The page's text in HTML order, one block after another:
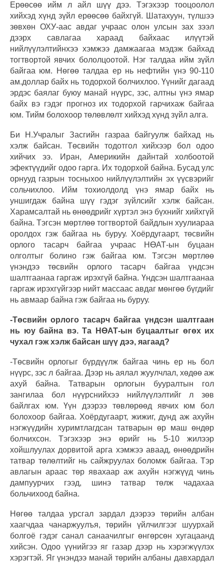
Ерөөсөө ийм л айл шүү дээ. Тэгэхээр тооцоолол
хийхэд хүнд зүйл ерөөсөө байхгүй. Шатахуун, түлшээ
зөвхөн ОХУ-аас авдаг учраас олон улсын зах зээл
дээрх савлагаа хараад байхаас илүүтэй
нийлүүлэлтийнхээ хэмжээ дамжаагаа мэдэж байхад
тогтвортой явчих бололцоотой. Нэг талдаа ийм зүйл
байгаа юм. Нөгөө талдаа ер нь нефтийн үнэ 90-110
ам.доллар байх нь тодорхой болчихлоо. Үүнийг дагаад
эрдэс баялаг буюу манай нүүрс, зэс, алтны үнэ ямар
байх вэ гэдэг прогноз их тодорхой гарчихаж байгаа
юм. Тийм болохоор төлөвлөлт хийхэд хүнд зүйл алга.
Би Н.Учралыг Засгийн газраа байгуулж байхад нь
хэлж байсан. Төсвийн тодотгол хийхээр бол одоо
хийчих ээ. Иран, Америкийн дайнтай холбоотой
эфектүүдийг одоо гарга. Их тодорхой байна. Бусад улс
орнууд газрын тосныхоо нийлүүлэлтийн эх үүсвэрийг
сольчихлоо. Ийм тохиолдолд үнэ ямар байх нь
уншигдаж байна шүү гэдэг зүйлсийг хэлж байсан.
Харамсалтай нь өнөөдрийг хүртэл энэ бүхнийг хийхгүй
байна. Тэгсэн мөртлөө тогтвортой байдлын хуулиараа
оролдох гэж байгаа нь буруу. Хоёрдугаарт, төсвийн
орлого тасарч байгаа учраас НӨАТ-ын буцаан
олголтыг болино гэж байгаа юм. Тэгсэн мөртлөө
үнэндээ төсвийн орлого тасарч байгаа үндсэн
шалтгаанаа гаргаж ирэхгүй байна. Үндсэн шалтгаанаа
гаргаж ирэхгүйгээр нийт массаас авдаг мөнгөө бүгдийг
нь авмаар байна гэж байгаа нь буруу.
-Төсвийн орлого тасарч байгаа үндсэн шалтгаан
нь юу байна вэ. Та НӨАТ-ын буцаалтыг өгөх их
чухал гэж хэлж байсан шүү дээ, яагаад?
-Төсвийн орлогыг бүрдүүлж байгаа чинь ер нь бол
нүүрс, зэс л байгаа. Дээр нь аялал жуулчлал, хөдөө аж
ахуй байна. Татварын орлогын бууралтын гол
зангилаа бол нүүрснийхээ нийлүүлэлтийг л зөв
байлгах юм. Үүн дээрээ төвлөрөөд явчих юм бол
болохоор байгаа. Хоёрдугаарт, жижиг, дунд аж ахуйн
нэгжүүдийн хуримтлагдсан татварын өр маш өндөр
болчихсон. Тэгэхээр энэ өрийг нь 5-10 жилээр
хойшлуулах дорвитой арга хэмжээ аваад, өнөөдрийн
татвар төлөлтийг нь сайжруулах боломж байгаа. Тэр
авлагын араас төр явахаар аж ахуйн нэгжүүд чинь
дампуурчих гээд, шинэ татвар төлж чадахаа
больчихоод байна.
Нөгөө талдаа урсгал зардал дээрээ төрийн албан
хаагчдаа чанаржуулъя, төрийн үйлчилгээг шуурхай
болгоё гэдэг санал санаачилгыг өнгөрсөн хугацаанд
хийсэн. Одоо үүнийгээ яг газар дээр нь хэрэгжүүлэх
хэрэгтэй. Яг үнэндээ манай төрийн албаны давхардал